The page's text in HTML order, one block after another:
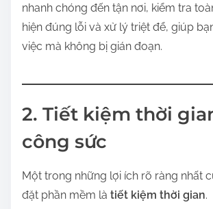
i
s
p
s
t
n
nhanh chóng đến tận nơi, kiểm tra
hiện đúng lỗi và xử lý triệt để, giúp
việc mà không bị gián đoạn.
2. Tiết kiệm thời
công sức
Một trong những lợi ích rõ ràng nhất
đặt phần mềm là tiết kiệm thời gian.